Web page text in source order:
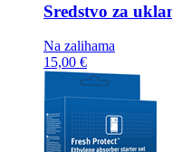
Sredstvo za
Na zalihama
15,00 €